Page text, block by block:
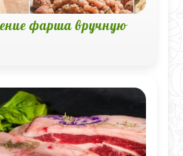
фарша вручную